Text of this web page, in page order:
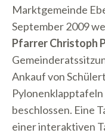
Marktgemeinde
September 2009
Pfarrer Christoph
Ankauf von
Pylonenklapptafeln
beschlossen. Eine
einer interaktiven